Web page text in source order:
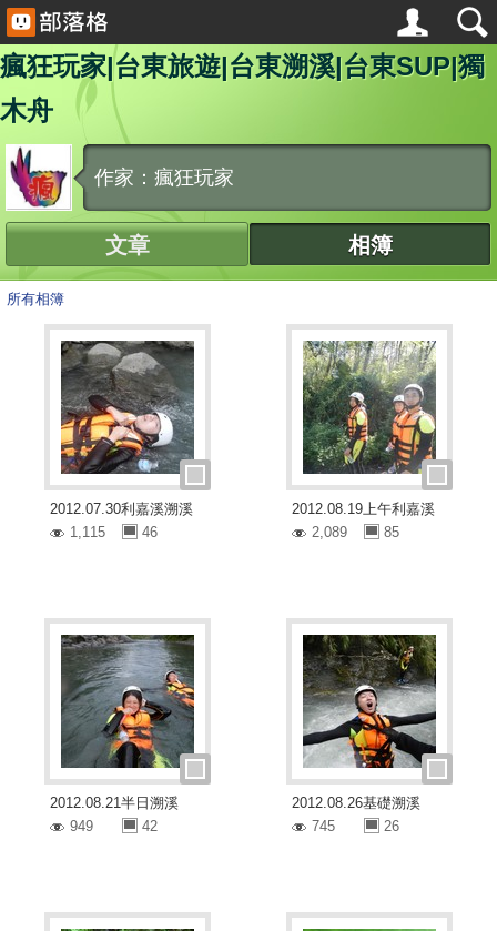
瘋狂玩家|台東旅遊|台東溯溪|台東SUP|獨
木舟
作家：瘋狂玩家
文章 相簿
所有相簿
2012.07.30利嘉溪溯溪
1,115
46
2012.08.19上午利嘉溪
2,089
85
2012.08.21半日溯溪
949
42
2012.08.26基礎溯溪
745
26